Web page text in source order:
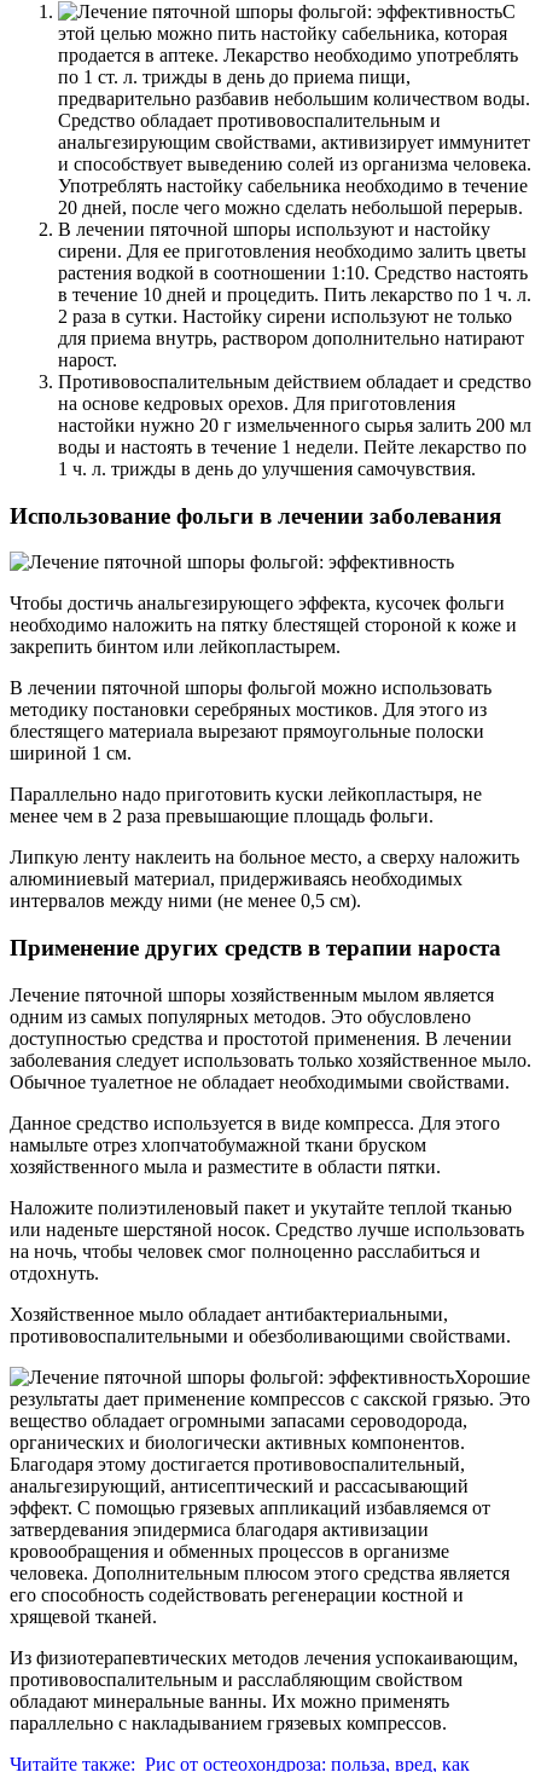
С
этой целью можно пить настойку сабельника, которая
продается в аптеке. Лекарство необходимо употреблять
по 1 ст. л. трижды в день до приема пищи,
предварительно разбавив небольшим количеством воды.
Средство обладает противовоспалительным и
анальгезирующим свойствами, активизирует иммунитет
и способствует выведению солей из организма человека.
Употреблять настойку сабельника необходимо в течение
20 дней, после чего можно сделать небольшой перерыв.
В лечении пяточной шпоры используют и настойку
сирени. Для ее приготовления необходимо залить цветы
растения водкой в соотношении 1:10. Средство настоять
в течение 10 дней и процедить. Пить лекарство по 1 ч. л.
2 раза в сутки. Настойку сирени используют не только
для приема внутрь, раствором дополнительно натирают
нарост.
Противовоспалительным действием обладает и средство
на основе кедровых орехов. Для приготовления
настойки нужно 20 г измельченного сырья залить 200 мл
воды и настоять в течение 1 недели. Пейте лекарство по
1 ч. л. трижды в день до улучшения самочувствия.
Использование фольги в лечении заболевания
Чтобы достичь анальгезирующего эффекта, кусочек фольги
необходимо наложить на пятку блестящей стороной к коже и
закрепить бинтом или лейкопластырем.
В лечении пяточной шпоры фольгой можно использовать
методику постановки серебряных мостиков. Для этого из
блестящего материала вырезают прямоугольные полоски
шириной 1 см.
Параллельно надо приготовить куски лейкопластыря, не
менее чем в 2 раза превышающие площадь фольги.
Липкую ленту наклеить на больное место, а сверху наложить
алюминиевый материал, придерживаясь необходимых
интервалов между ними (не менее 0,5 см).
Применение других средств в терапии нароста
Лечение пяточной шпоры хозяйственным мылом является
одним из самых популярных методов. Это обусловлено
доступностью средства и простотой применения. В лечении
заболевания следует использовать только хозяйственное мыло.
Обычное туалетное не обладает необходимыми свойствами.
Данное средство используется в виде компресса. Для этого
намыльте отрез хлопчатобумажной ткани бруском
хозяйственного мыла и разместите в области пятки.
Наложите полиэтиленовый пакет и укутайте теплой тканью
или наденьте шерстяной носок. Средство лучше использовать
на ночь, чтобы человек смог полноценно расслабиться и
отдохнуть.
Хозяйственное мыло обладает антибактериальными,
противовоспалительными и обезболивающими свойствами.
Хорошие
результаты дает применение компрессов с сакской грязью. Это
вещество обладает огромными запасами сероводорода,
органических и биологически активных компонентов.
Благодаря этому достигается противовоспалительный,
анальгезирующий, антисептический и рассасывающий
эффект. С помощью грязевых аппликаций избавляемся от
затвердевания эпидермиса благодаря активизации
кровообращения и обменных процессов в организме
человека. Дополнительным плюсом этого средства является
его способность содействовать регенерации костной и
хрящевой тканей.
Из физиотерапевтических методов лечения успокаивающим,
противовоспалительным и расслабляющим свойством
обладают минеральные ванны. Их можно применять
параллельно с накладыванием грязевых компрессов.
Читайте также: Рис от остеохондроза: польза, вред, как